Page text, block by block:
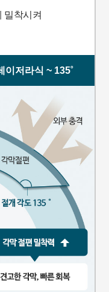
밀착시켜
이저라식 ~ 135˚